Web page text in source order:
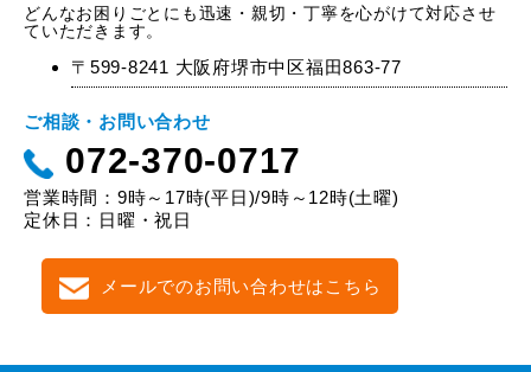
どんなお困りごとにも迅速・親切・丁寧を心がけて対応させ
ていただきます。
〒599-8241 大阪府堺市中区福田863-77
ご相談・お問い合わせ
072-370-0717
営業時間：9時～17時(平日)/9時～12時(土曜)
定休日：日曜・祝日
メールでのお問い合わせはこちら